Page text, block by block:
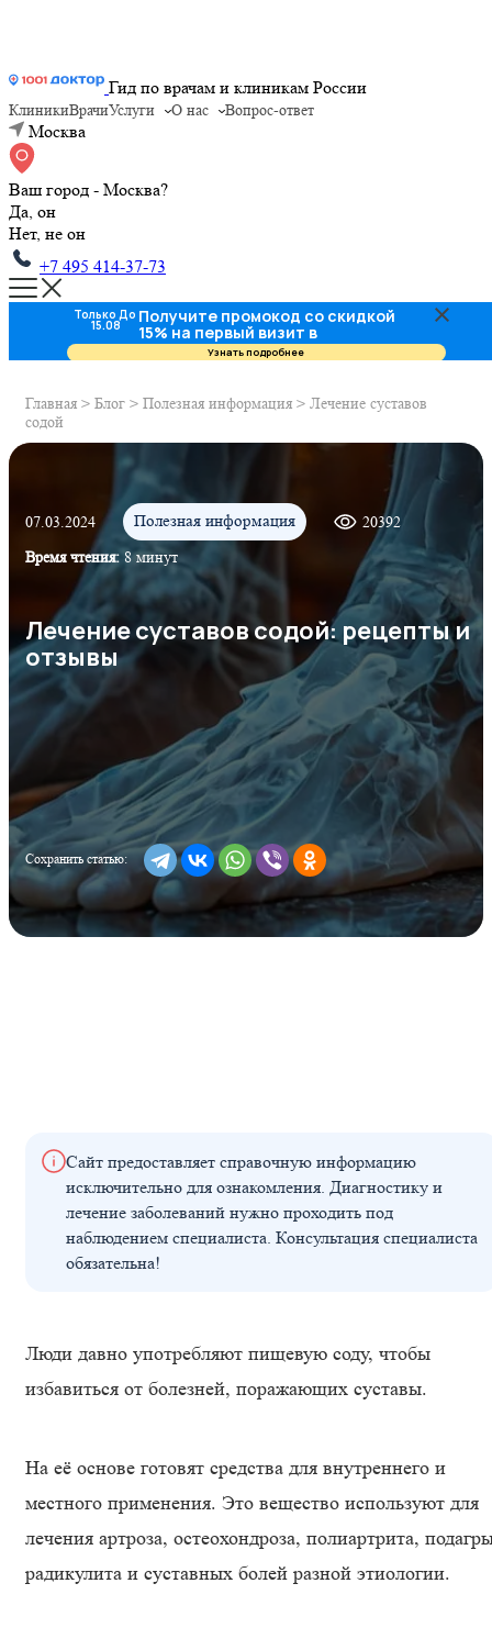
Гид по врачам и клиникам России
КлиникиВрачиУслуги О нас Вопрос-ответ
Москва
Ваш город - Москва?
Да, он
Нет, не он
+7 495 414-37-73
Главная > Блог > Полезная информация > Лечение суставов
содой
07.03.2024 Полезная информация
20392
Время чтения: 8 минут
Лечение суставов содой: рецепты и
отзывы
Сохранить статью:
Сайт предоставляет справочную информацию
исключительно для ознакомления. Диагностику и
лечение заболеваний нужно проходить под
наблюдением специалиста. Консультация специалиста
обязательна!
Люди давно употребляют пищевую соду, чтобы
избавиться от болезней, поражающих суставы.
На её основе готовят средства для внутреннего и
местного применения. Это вещество используют для
лечения артроза, остеохондроза, полиартрита,
радикулита и суставных болей разной этиологии.
Только До
15.08 Получите промокод со скидкой
15% на первый визит в
стоматологию
Узнать подробнее